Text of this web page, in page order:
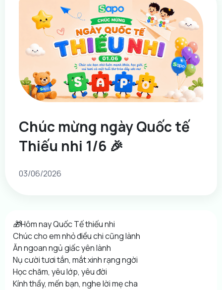
Chúc mừng ngày Quốc tế
Thiếu nhi 1/6 🎉
03/06/2026
🎁Hôm nay Quốc Tế thiếu nhi
Chúc cho em nhỏ điều chi cũng lành
Ăn ngoan ngủ giấc yên lành
Nụ cười tươi tắn, mắt xinh rạng ngời
Học chăm, yêu lớp, yêu đời
Kính thầy, mến bạn, nghe lời mẹ cha